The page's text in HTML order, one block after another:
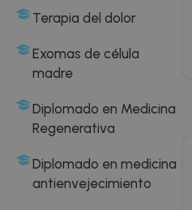
Terapia del dolor
Exomas de célula
madre
Diplomado en Medicina
Regenerativa
Diplomado en medicina
antienvejecimiento